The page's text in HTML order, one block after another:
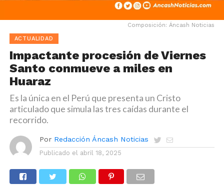
Composición: Áncash Noticias
ACTUALIDAD
Impactante procesión de Viernes
Santo conmueve a miles en
Huaraz
Es la única en el Perú que presenta un Cristo
articulado que simula las tres caídas durante el
recorrido.
Por Redacción Áncash Noticias
Publicado el abril 18, 2025